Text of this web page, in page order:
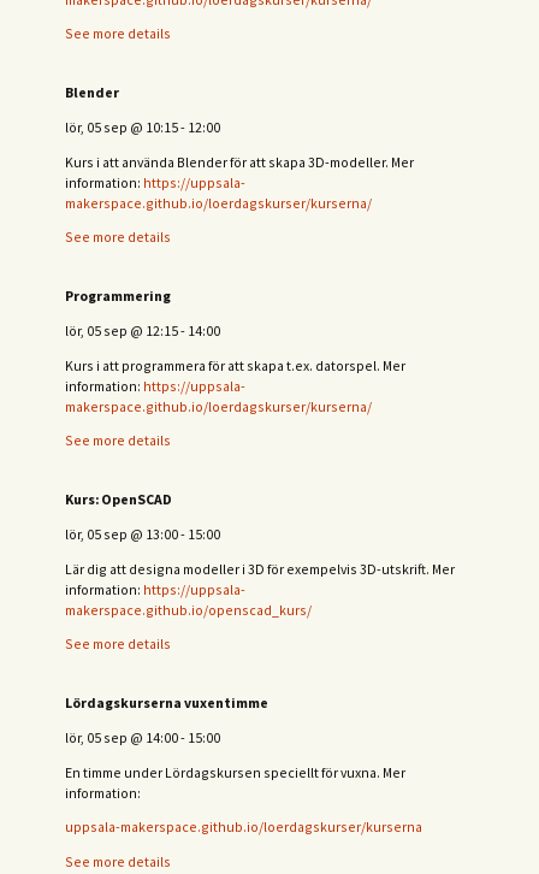
See more details
Blender
lör, 05 sep @ 10:15- 12:00
Kurs i att använda Blender för att skapa 3D-modeller. Mer
information: https://uppsala-
makerspace.github.io/loerdagskurser/kurserna/
See more details
Programmering
lör, 05 sep @ 12:15- 14:00
Kurs i att programmera för att skapa t.ex. datorspel. Mer
information: https://uppsala-
makerspace.github.io/loerdagskurser/kurserna/
See more details
Kurs: OpenSCAD
lör, 05 sep @ 13:00- 15:00
Lär dig att designa modeller i 3D för exempelvis 3D-utskrift. Mer
information: https://uppsala-
makerspace.github.io/openscad_kurs/
See more details
Lördagskurserna vuxentimme
lör, 05 sep @ 14:00- 15:00
En timme under Lördagskursen speciellt för vuxna. Mer
information:
uppsala-makerspace.github.io/loerdagskurser/kurserna
See more details